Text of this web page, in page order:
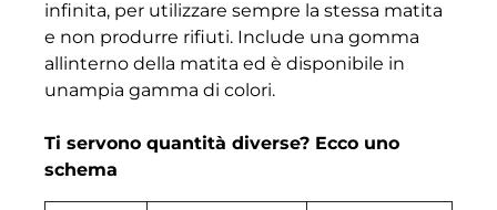
infinita, per utilizzare sempre la stessa matita
e non produrre rifiuti. Include una gomma
allinterno della matita ed è disponibile in
unampia gamma di colori.
Ti servono quantità diverse? Ecco uno
schema